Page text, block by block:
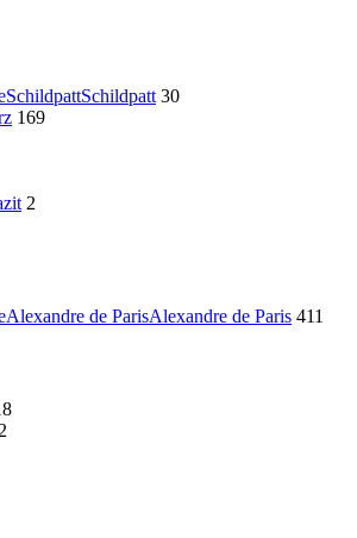
SchildpattSchildpatt 30
169
2
Alexandre de ParisAlexandre de Paris 411
2